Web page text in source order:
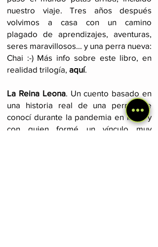
nuestro viaje. Tres años después
volvimos a casa con un camino
plagado de aprendizajes, aventuras,
seres maravillosos... y una perra nueva:
Chai :-) Más info sobre este libro, en
realidad trilogía, aquí.
La Reina Leona. Un cuento basado en
una historia real de una perra que
conocí durante la pandemia en India y
con quien formé un vínculo muy